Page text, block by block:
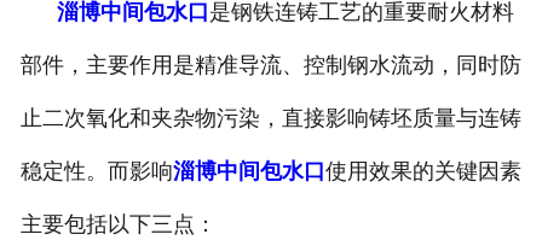
产品中心
新闻中心
淄博中间包水口 是钢铁连铸工艺的重要耐火材料
部件，主要作用是精准导流、控制钢水流动，同时防
止二次氧化和夹杂物污染，直接影响铸坯质量与连铸
稳定性。而影响淄博中间包水口 使用效果的关键因素
主要包括以下三点：